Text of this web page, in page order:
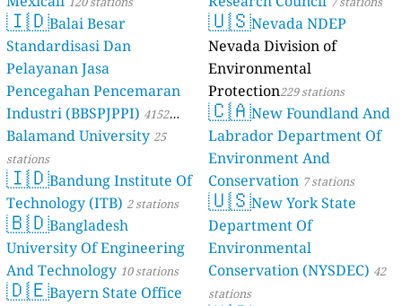
🇮🇩Balai Besar
Standardisasi Dan
Pelayanan Jasa
Pencegahan Pencemaran
Industri (BBSPJPPI) 4152
stations
Balamand University25
stations
🇮🇩Bandung Institute Of
Technology (ITB) 2 stations
🇧🇩Bangladesh
University Of Engineering
And Technology 10 stations
🇩🇪Bayern State Office
🇺🇸Nevada NDEP
Nevada Division of
Environmental
Protection229 stations
🇨🇦New Foundland And
Labrador Department Of
Environment And
Conservation 7 stations
🇺🇸New York State
Department Of
Environmental
Conservation (NYSDEC) 42
stations